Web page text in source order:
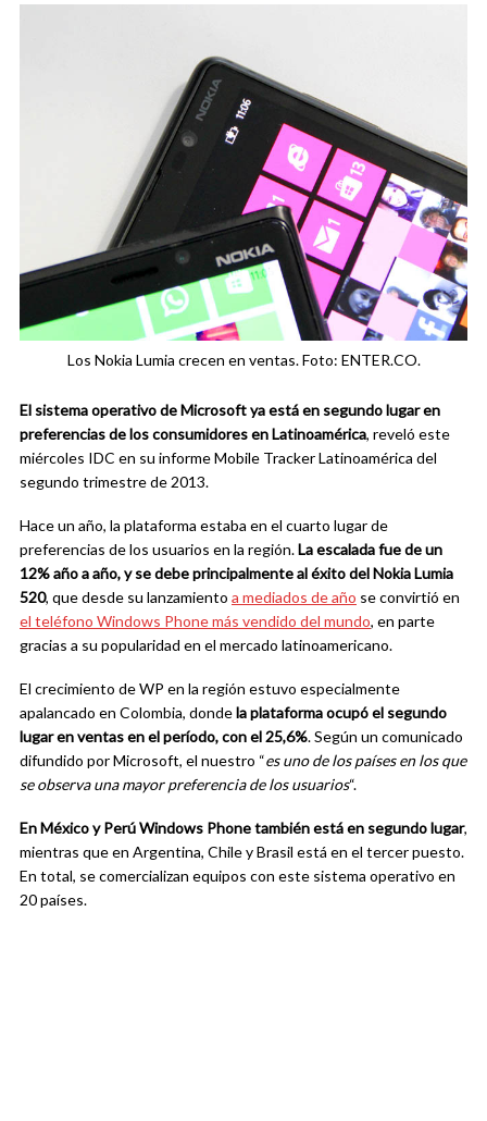
Los Nokia Lumia crecen en ventas. Foto: ENTER.CO.
El sistema operativo de Microsoft ya está en segundo lugar en
preferencias de los consumidores en Latinoamérica, reveló este
miércoles IDC en su informe Mobile Tracker Latinoamérica del
segundo trimestre de 2013.
Hace un año, la plataforma estaba en el cuarto lugar de
preferencias de los usuarios en la región.La escalada fue de un
12% año a año, y se debe principalmente al éxito del Nokia Lumia
520, que desde su lanzamiento a mediados de año se convirtió en
el teléfono Windows Phone más vendido del mundo, en parte
gracias a su popularidad en el mercado latinoamericano.
El crecimiento de WP en la región estuvo especialmente
apalancado en Colombia, dondela plataforma ocupó el segundo
lugar en ventas en el período, con el 25,6%. Según un comunicado
difundido por Microsoft, el nuestro “es uno de los países en los que
se observa una mayor preferencia de los usuarios“.
En México y Perú Windows Phone también está en segundo lugar,
mientras que en Argentina, Chile y Brasil está en el tercer puesto.
En total, se comercializan equipos con este sistema operativo en
20 países.